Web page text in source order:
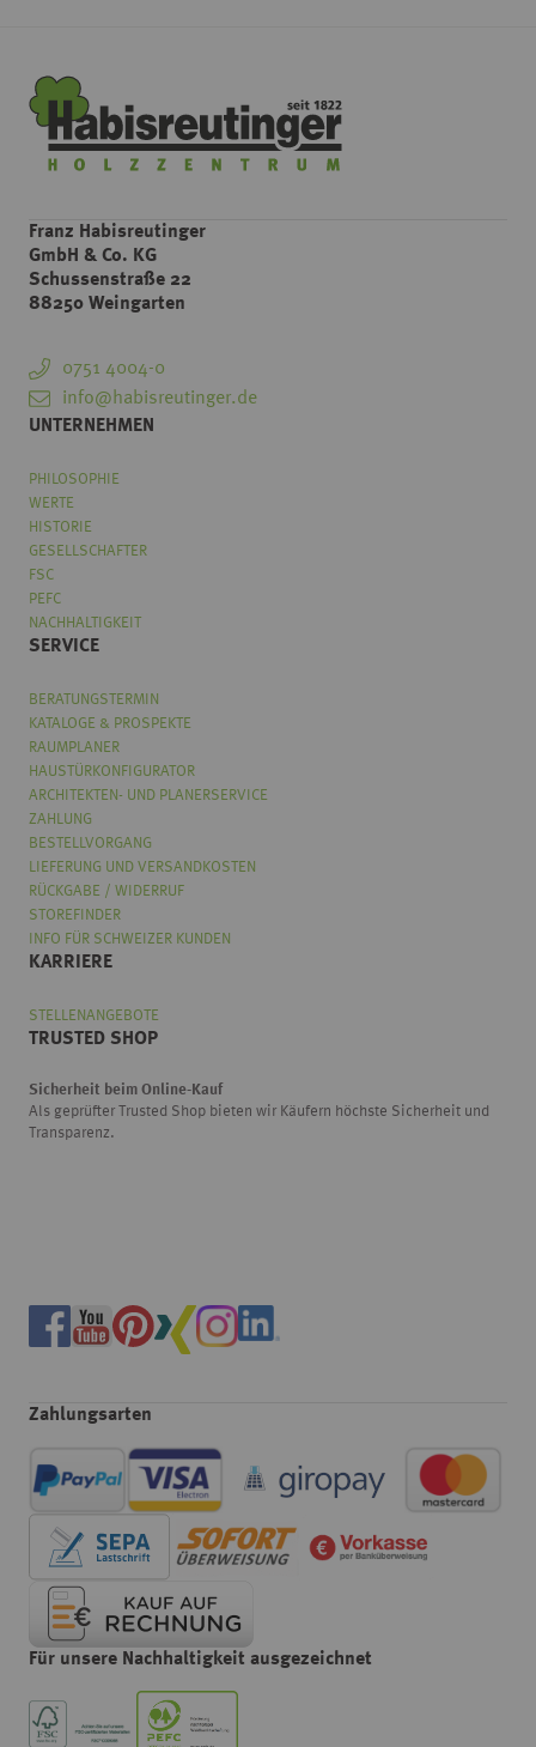
Franz Habisreutinger
GmbH & Co. KG
Schussenstraße 22
88250 Weingarten
0751 4004-0
info@habisreutinger.de
UNTERNEHMEN
PHILOSOPHIE
WERTE
HISTORIE
GESELLSCHAFTER
FSC
PEFC
NACHHALTIGKEIT
SERVICE
BERATUNGSTERMIN
KATALOGE & PROSPEKTE
RAUMPLANER
HAUSTÜRKONFIGURATOR
ARCHITEKTEN- UND PLANERSERVICE
ZAHLUNG
BESTELLVORGANG
LIEFERUNG UND VERSANDKOSTEN
RÜCKGABE / WIDERRUF
STOREFINDER
INFO FÜR SCHWEIZER KUNDEN
KARRIERE
STELLENANGEBOTE
TRUSTED SHOP
Sicherheit beim Online-Kauf
Als geprüfter Trusted Shop bieten wir Käufern höchste Sicherheit und
Transparenz.
Zahlungsarten
Für unsere Nachhaltigkeit ausgezeichnet
Wie würden Sie unseren Onlineshop bewerten?
Wählen